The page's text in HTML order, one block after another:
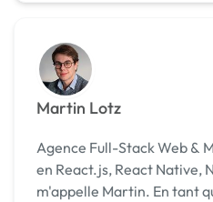
Martin Lotz
Agence Full-Stack Web &
en React.js, React Native, Node.js...
m'appelle Martin. En tant